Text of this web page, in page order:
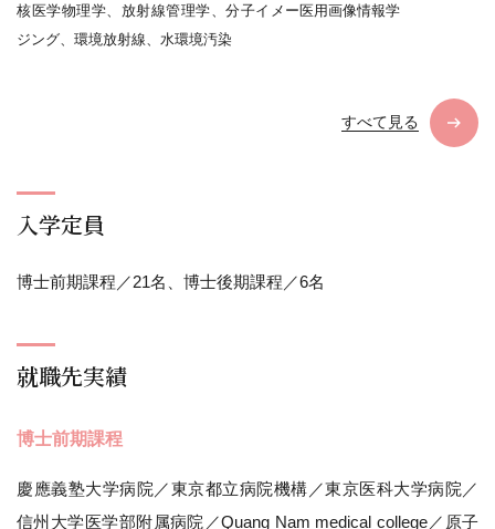
核医学物理学、放射線管理学、分子イメー
ジング、環境放射線、水環境汚染
医用画像情報学
すべて見る
入学定員
博士前期課程／21名、博士後期課程／6名
就職先実績
博士前期課程
慶應義塾大学病院／東京都立病院機構／東京医科大学病院／
信州大学医学部附属病院／Quang Nam medical college／原子